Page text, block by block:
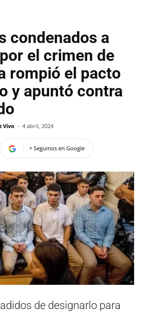
condenados a
el crimen de
rompió el pacto
y apuntó contra
Vivo - 4 abril, 2024
+ Seguinos en Google
de designarlo para